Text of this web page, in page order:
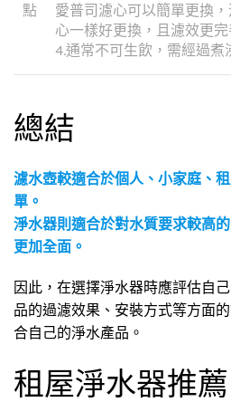
點
愛普司濾心可以簡單更換
心一樣好更換，且濾效更完
4.通常不可生飲，需經過煮
總結
濾水壺較適合於個人、小家庭、
單。
淨水器則適合於對水質要求較高
更加全面。
因此，在選擇淨水器時應評估自
品的過濾效果、安裝方式等方面
合自己的淨水產品。
租屋淨水器推薦